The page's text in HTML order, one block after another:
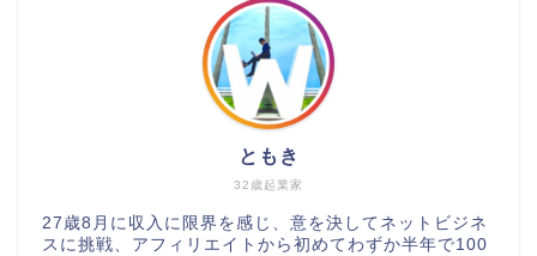
32歳起業家
ともき
27歳8月に収入に限界を感じ、意を決してネットビジネ
スに挑戦、アフィリエイトから初めてわずか半年で100